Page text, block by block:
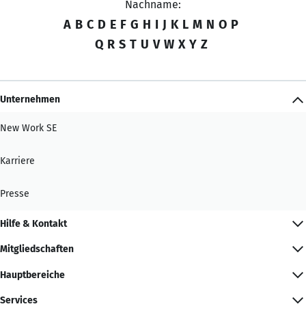
Nachname:
A B C D E F G H I J K L M N O P
Q R S T U V W X Y Z
Unternehmen
New Work SE
Karriere
Presse
Hilfe & Kontakt
Mitgliedschaften
Hauptbereiche
Services